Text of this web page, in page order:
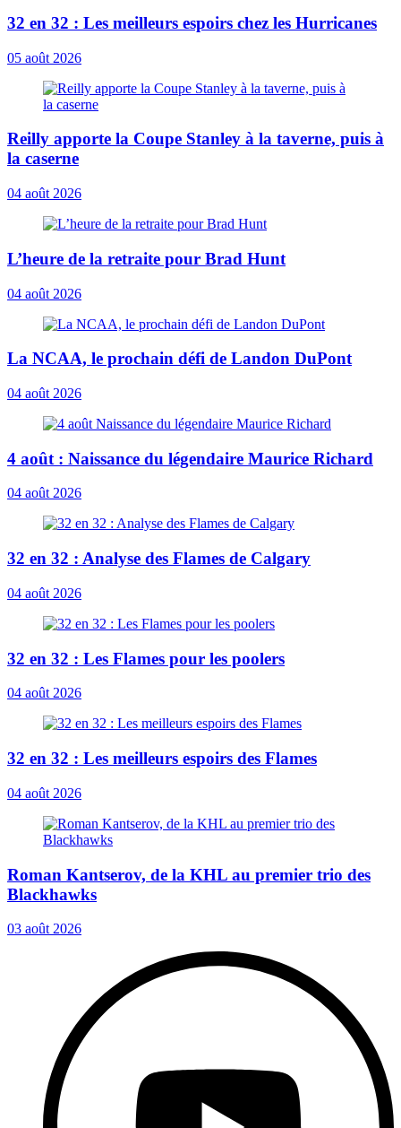
32 en 32 : Les meilleurs espoirs chez les Hurricanes
05 août 2026
Reilly apporte la Coupe Stanley à la taverne, puis à
la caserne
04 août 2026
L’heure de la retraite pour Brad Hunt
04 août 2026
La NCAA, le prochain défi de Landon DuPont
04 août 2026
4 août : Naissance du légendaire Maurice Richard
04 août 2026
32 en 32 : Analyse des Flames de Calgary
04 août 2026
32 en 32 : Les Flames pour les poolers
04 août 2026
32 en 32 : Les meilleurs espoirs des Flames
04 août 2026
Roman Kantserov, de la KHL au premier trio des
Blackhawks
03 août 2026